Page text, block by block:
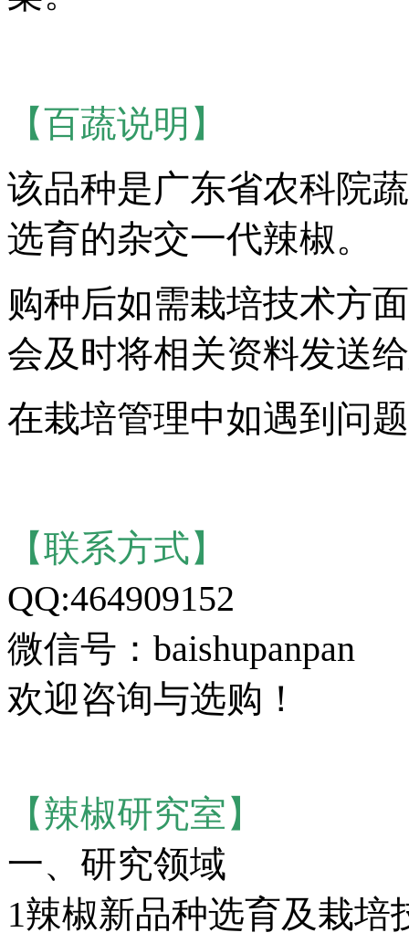
【百蔬说明】
该品种是广东省农科院
选育的杂交一代辣椒。
购种后如需栽培技术方
会及时将相关资料发送
在栽培管理中如遇到问
【联系方式】
QQ:464909152
微信号：baishupanpan
欢迎咨询与选购！
【辣椒研究室】
一、研究领域
1辣椒新品种选育及栽培